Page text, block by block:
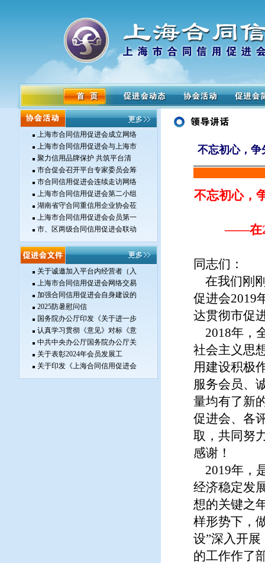
上海市合同信用促进会成立网络
上海市合同信用促进会与上海市
聚力信用品牌保护 共筑平台清
市合促会召开平台专家委员会筹
市合同信用促进会连续走访网络
上海市合同信用促进会第二小组
湖南省守合同重信用企业协会莅
上海市合同信用促进会会员第一
市、区两级合同信用促进会联动
关于诚邀加入平台内经营者（入
上海市合同信用促进会网络交易
加强合同信用促进会自身建设的
2025防暑慰问信
国务院办公厅印发《关于进一步
认真学习贯彻《意见》对标《意
中共中央办公厅国务院办公厅关
关于表彰2024年会员发展工
关于印发《上海合同信用促进会
不忘初心，争
不忘初心，
——在
同志们：
在我们刚
促进会2019
达贯彻市促
2018年，
社会主义思
用建设积极
服务会员、
量均有了新
促进会、各
取，共同努
感谢！
2019年，
经济稳定发
想的关键之
样形势下，
设”深入开
的工作作了